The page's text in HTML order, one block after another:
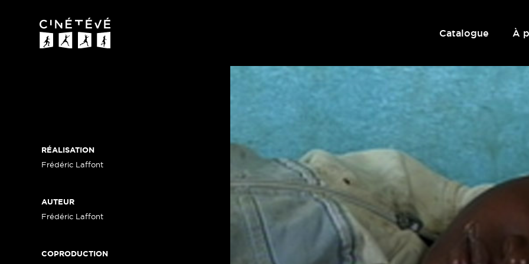
Catalogue À
RÉALISATION
Frédéric Laffont
AUTEUR
Frédéric Laffont
COPRODUCTION